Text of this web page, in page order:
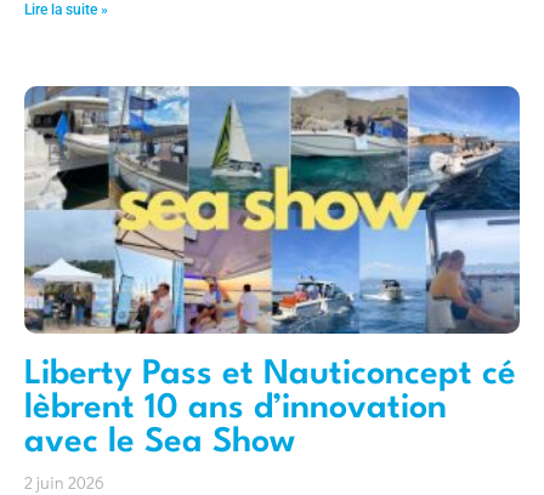
Lire la suite »
Liberty Pass et Nauticoncept cé
lèbrent 10 ans d’innovation
avec le Sea Show
2 juin 2026